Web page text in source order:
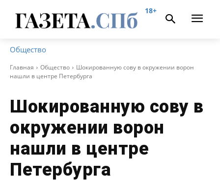
18+
Общество
Главная Общество
Шокированную сову в окружении ворон
нашли в центре Петербурга
Шокированную сову в
окружении ворон
нашли в центре
Петербурга